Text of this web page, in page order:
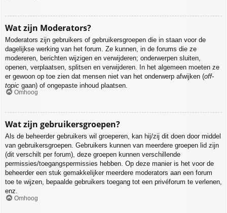
Wat zijn Moderators?
Moderators zijn gebruikers of gebruikersgroepen die in staan voor de
dagelijkse werking van het forum. Ze kunnen, in de forums die ze
modereren, berichten wijzigen en verwijderen; onderwerpen sluiten,
openen, verplaatsen, splitsen en verwijderen. In het algemeen moeten ze
er gewoon op toe zien dat mensen niet van het onderwerp afwijken (off-
topic gaan) of ongepaste inhoud plaatsen.
Omhoog
Wat zijn gebruikersgroepen?
Als de beheerder gebruikers wil groeperen, kan hij/zij dit doen door middel
van gebruikersgroepen. Gebruikers kunnen van meerdere groepen lid zijn
(dit verschilt per forum), deze groepen kunnen verschillende
permissies/toegangspermissies hebben. Op deze manier is het voor de
beheerder een stuk gemakkelijker meerdere moderators aan een forum
toe te wijzen, bepaalde gebruikers toegang tot een privéforum te verlenen,
enz.
Omhoog